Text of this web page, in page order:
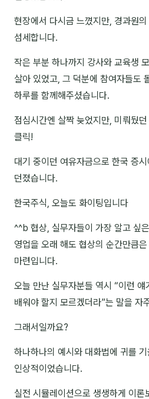
📈 B2B 마케팅
🤖 AI 실무
🧭 기획·전략
강사
김종혁
김경태
김종무
김지혜
김휘
현장에서 다시금 느꼈지만, 경과원
섬세합니다.
작은 부분 하나까지 강사와 교육생
살아 있었고, 그 덕분에 참여자들도
하루를 함께해주셨습니다.
점심시간엔 살짝 늦었지만, 미뤄뒀
클릭!
대기 중이던 여유자금으로 한국 증
던졌습니다.
한국주식, 오늘도 화이팅입니다
^^b 협상, 실무자들이 가장 알고 싶
영업을 오래 해도 협상의 순간만큼은
마련입니다.
오늘 만난 실무자분들 역시 “이런 얘
배워야 할지 모르겠더라”는 말을 자
그래서일까요?
하나하나의 예시와 대화법에 귀를
인상적이었습니다.
실전 시뮬레이션으로 생생하게 이론